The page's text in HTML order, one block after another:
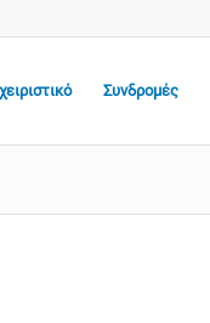
Συνδρομές